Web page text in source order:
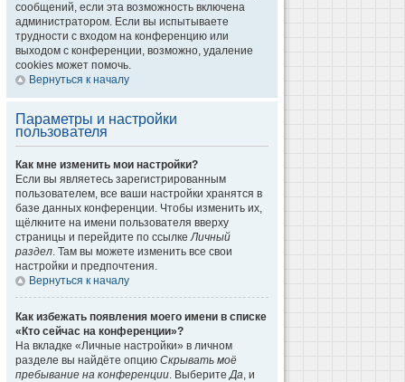
сообщений, если эта возможность включена
администратором. Если вы испытываете
трудности с входом на конференцию или
выходом с конференции, возможно, удаление
cookies может помочь.
Вернуться к началу
Параметры и настройки
пользователя
Как мне изменить мои настройки?
Если вы являетесь зарегистрированным
пользователем, все ваши настройки хранятся в
базе данных конференции. Чтобы изменить их,
щёлкните на имени пользователя вверху
страницы и перейдите по ссылкеЛичный
раздел. Там вы можете изменить все свои
настройки и предпочтения.
Вернуться к началу
Как избежать появления моего имени в списке
«Кто сейчас на конференции»?
На вкладке «Личные настройки» в личном
разделе вы найдёте опцию Скрывать моё
пребывание на конференции. ВыберитеДа, и